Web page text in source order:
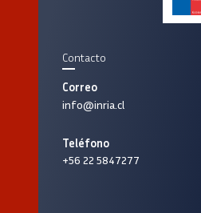
Contacto
Correo
info@inria.cl
Teléfono
+56 22 5847277